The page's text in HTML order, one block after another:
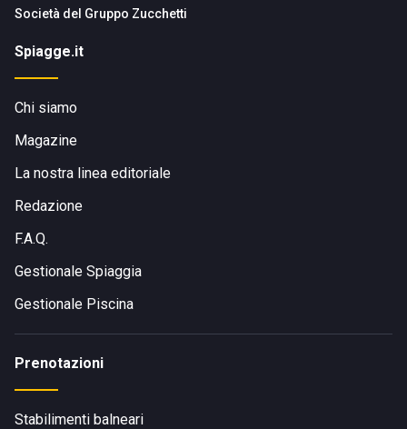
Società del Gruppo Zucchetti
Spiagge.it
Chi siamo
Magazine
La nostra linea editoriale
Redazione
F.A.Q.
Gestionale Spiaggia
Gestionale Piscina
Prenotazioni
Stabilimenti balneari